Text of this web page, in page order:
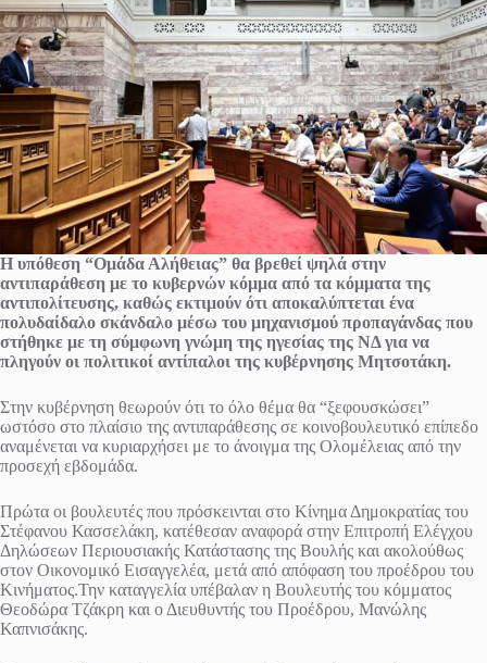
Η υπόθεση “Ομάδα Αλήθειας” θα βρεθεί ψηλά στην
αντιπαράθεση με το κυβερνών κόμμα από τα κόμματα της
αντιπολίτευσης, καθώς εκτιμούν ότι αποκαλύπτεται ένα
πολυδαίδαλο σκάνδαλο μέσω του μηχανισμού προπαγάνδας που
στήθηκε με τη σύμφωνη γνώμη της ηγεσίας της ΝΔ για να
πληγούν οι πολιτικοί αντίπαλοι της κυβέρνησης Μητσοτάκη.
Στην κυβέρνηση θεωρούν ότι το όλο θέμα θα “ξεφουσκώσει”
ωστόσο στο πλαίσιο της αντιπαράθεσης σε κοινοβουλευτικό επίπεδο
αναμένεται να κυριαρχήσει με το άνοιγμα της Ολομέλειας από την
προσεχή εβδομάδα.
Πρώτα οι βουλευτές που πρόσκεινται στο Κίνημα Δημοκρατίας του
Στέφανου Κασσελάκη, κατέθεσαν αναφορά στην Επιτροπή Ελέγχου
Δηλώσεων Περιουσιακής Κατάστασης της Βουλής και ακολούθως
στον Οικονομικό Εισαγγελέα, μετά από απόφαση του προέδρου του
Κινήματος.Την καταγγελία υπέβαλαν η Βουλευτής του κόμματος
Θεοδώρα Τζάκρη και ο Διευθυντής του Προέδρου, Μανώλης
Καπνισάκης.